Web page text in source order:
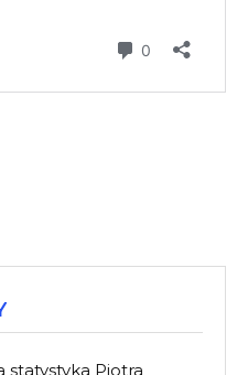
statystyka Piotra